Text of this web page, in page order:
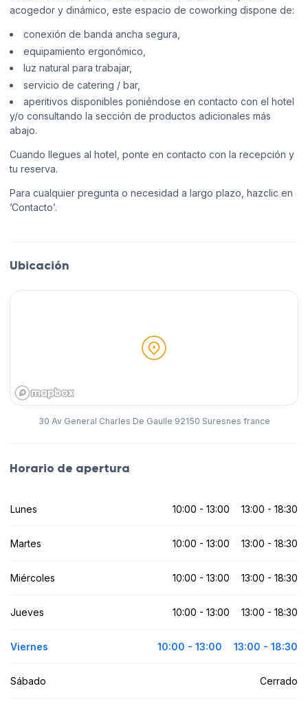
acogedor y dinámico, este espacio de coworking dispone de:
conexión de banda ancha segura,
equipamiento ergonómico,
luz natural para trabajar,
servicio de catering / bar,
aperitivos disponibles poniéndose en contacto con el hotel
y/o consultando la sección de productos adicionales más
abajo.
Cuando llegues al hotel, ponte en contacto con la recepción y
tu reserva.
Para cualquier pregunta o necesidad a largo plazo, hazclic en
’Contacto’.
Ubicación
30 Av General Charles De Gaulle 92150 Suresnes france
Horario de apertura
Lunes 10:00 - 13:00 13:00 - 18:30
Martes 10:00 - 13:00 13:00 - 18:30
Miércoles 10:00 - 13:00 13:00 - 18:30
Jueves 10:00 - 13:00 13:00 - 18:30
Viernes 10:00 - 13:00 13:00 - 18:30
Sábado Cerrado